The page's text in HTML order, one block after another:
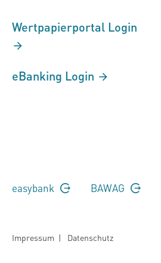
Wertpapierportal Login
eBanking Login
easybank BAWAG
Impressum | Datenschutz